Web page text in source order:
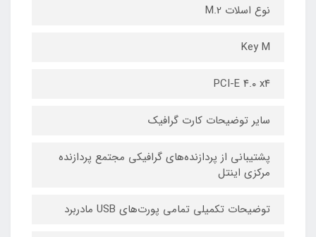
نوع اسلات M.2
Key M
PCI-E ۴.۰ x۴
سایر توضیحات کارت گرافیک
پشتیبانی از پردازنده‌های گرافیکی مجتمع پردازنده
مرکزی اینتل
توضیحات تکمیلی تمامی پورت‌های USB مادربرد